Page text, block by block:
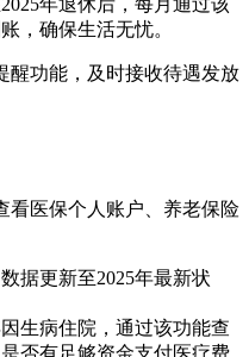
年退休后，每月通过该
，确保生活无忧。
醒功能，及时接收待遇发放
看医保个人账户、养老保险
据更新至2025年最新状
因生病住院，通过该功能查
否有足够资金支付医疗费